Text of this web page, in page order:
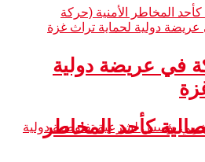
كأحد المخاطر
في عريضة دولية